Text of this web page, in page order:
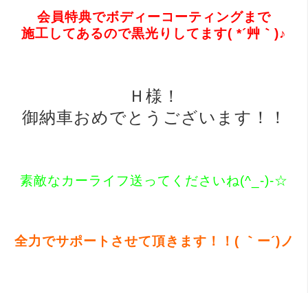
会員特典でボディーコーティングまで
施工してあるので黒光りしてます( *´艸｀)♪
Ｈ様！
御納車おめでとうございます！！
素敵なカーライフ送ってくださいね(^_-)-☆
全力でサポートさせて頂きます！！( ｀ー´)ノ